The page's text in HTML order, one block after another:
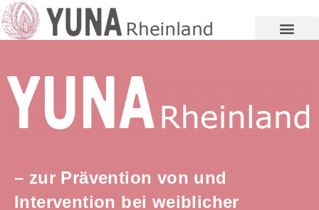
– zur Prävention von und
Intervention bei weiblicher